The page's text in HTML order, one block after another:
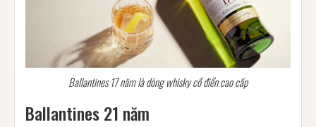
Ballantines 17 năm là dòng whisky cổ điển cao cấp
Ballantines 21 năm